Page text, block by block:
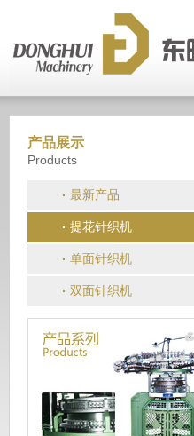
产品展示
Products
最新产品
提花针织机
单面针织机
双面针织机